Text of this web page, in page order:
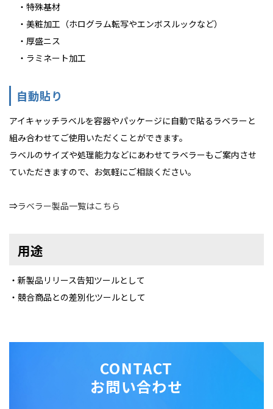
・特殊基材
・美粧加工（ホログラム転写やエンボスルックなど）
・厚盛ニス
・ラミネート加工
自動貼り
アイキャッチラベルを容器やパッケージに自動で貼るラベラーと
組み合わせてご使用いただくことができます。
ラベルのサイズや処理能力などにあわせてラベラーもご案内させ
ていただきますので、お気軽にご相談ください。
⇒ラベラー製品一覧はこちら
用途
・新製品リリース告知ツールとして
・競合商品との差別化ツールとして
CONTACT
お問い合わせ